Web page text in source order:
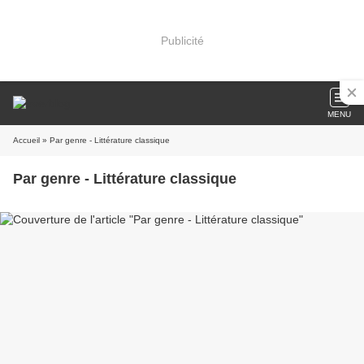
Publicité
MENU
Accueil » Par genre - Littérature classique
Par genre - Littérature classique